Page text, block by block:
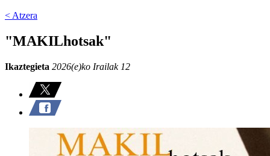
< Atzera
"MAKILhotsak"
Ikaztegieta 2026(e)ko Irailak 12